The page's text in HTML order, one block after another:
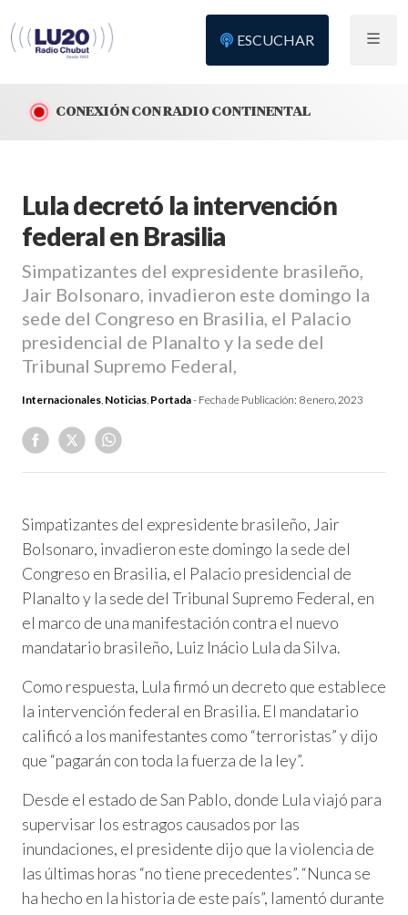
ESCUCHAR
CONEXIÓN CON RADIO CONTINENTAL
Lula decretó la intervención
federal en Brasilia
Simpatizantes del expresidente brasileño,
Jair Bolsonaro, invadieron este domingo la
sede del Congreso en Brasilia, el Palacio
presidencial de Planalto y la sede del
Tribunal Supremo Federal,
Internacionales, Noticias, Portada- Fecha de Publicación: 8 enero, 2023
Simpatizantes del expresidente brasileño, Jair
Bolsonaro, invadieron este domingo la sede del
Congreso en Brasilia, el Palacio presidencial de
Planalto y la sede del Tribunal Supremo Federal, en
el marco de una manifestación contra el nuevo
mandatario brasileño, Luiz Inácio Lula da Silva.
Como respuesta, Lula firmó un decreto que establece
la intervención federal en Brasilia. El mandatario
calificó a los manifestantes como “terroristas” y dijo
que “pagarán con toda la fuerza de la ley”.
Desde el estado de San Pablo, donde Lula viajó para
supervisar los estragos causados por las
inundaciones, el presidente dijo que la violencia de
las últimas horas “no tiene precedentes”. “Nunca se
ha hecho en la historia de este país”, lamentó durante